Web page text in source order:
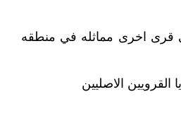
قرى اخرى مماثله في منطقه
الاصليين